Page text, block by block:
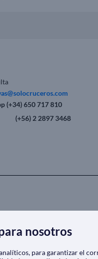
(+34) 650 717 810
(+56) 2 2897 3468
nosotros
para garantizar el